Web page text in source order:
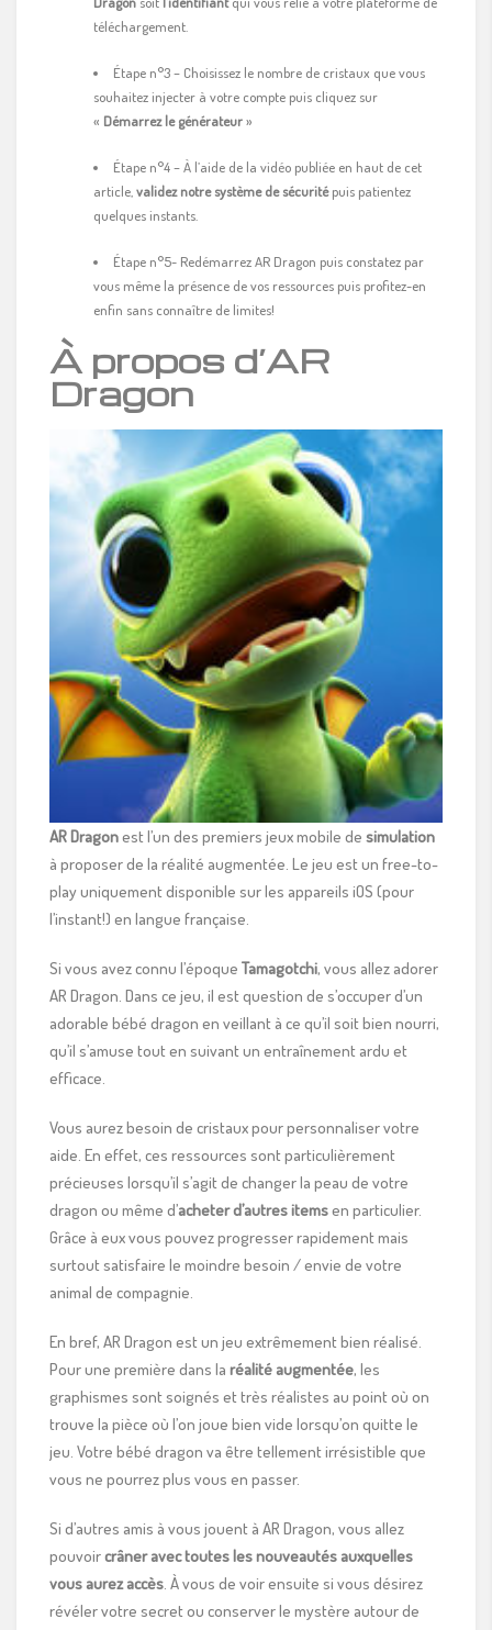
téléchargement.
Étape n°3 – Choisissez le nombre de cristaux que vous
souhaitez injecter à votre compte puis cliquez sur
« Démarrez le générateur»
Étape n°4 – À l’aide de la vidéo publiée en haut de cet
article, validez notre système de sécuritépuis patientez
quelques instants.
Étape n°5- Redémarrez AR Dragon puis constatez par
vous même la présence de vos ressources puis profitez-en
enfin sans connaître de limites!
À propos d’AR
Dragon
AR Dragonest l’un des premiers jeux mobile de simulation
à proposer de la réalité augmentée. Le jeu est un free-to-
play uniquement disponible sur les appareils iOS (pour
l’instant!) en langue française.
Si vous avez connu l’époque Tamagotchi, vous allez adorer
AR Dragon. Dans ce jeu, il est question de s’occuper d’un
adorable bébé dragon en veillant à ce qu’il soit bien nourri,
qu’il s’amuse tout en suivant un entraînement ardu et
efficace.
Vous aurez besoin de cristaux pour personnaliser votre
aide. En effet, ces ressources sont particulièrement
précieuses lorsqu’il s’agit de changer la peau de votre
dragon ou même d’acheter d’autres itemsen particulier.
Grâce à eux vous pouvez progresser rapidement mais
surtout satisfaire le moindre besoin / envie de votre
animal de compagnie.
En bref, AR Dragon est un jeu extrêmement bien réalisé.
Pour une première dans la réalité augmentée, les
graphismes sont soignés et très réalistes au point où on
trouve la pièce où l’on joue bien vide lorsqu’on quitte le
jeu. Votre bébé dragon va être tellement irrésistible que
vous ne pourrez plus vous en passer.
Si d’autres amis à vous jouent à AR Dragon, vous allez
pouvoircrâner avec toutes les nouveautés auxquelles
vous aurez accès . À vous de voir ensuite si vous désirez
révéler votre secret ou conserver le mystère autour de